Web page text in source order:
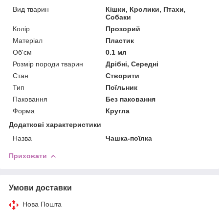
Вид тварин
Кішки, Кролики, Птахи,
Собаки
Колір
Прозорий
Матеріал
Пластик
Об'єм
0.1 мл
Розмір породи тварин
Дрібні, Середні
Стан
Створити
Тип
Поїльник
Паковання
Без паковання
Форма
Кругла
Додаткові характеристики
Назва
Чашка-поїлка
Приховати
Умови доставки
Нова Пошта